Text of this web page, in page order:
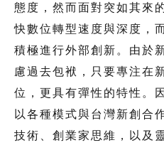
態度，然而面對突如其來
快數位轉型速度與深度，
積極進行外部創新。由於
慮過去包袱，只要專注在
位，更具有彈性的特性。
以各種模式與台灣新創合
技術、創業家思維，以及